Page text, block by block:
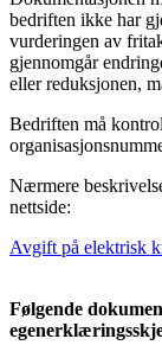
bedriften ikke har
vurderingen av
gjennomgår
eller reduksjonen,
Bedriften må
Nærmere
nettside:
Avgift på elektrisk
Følgende